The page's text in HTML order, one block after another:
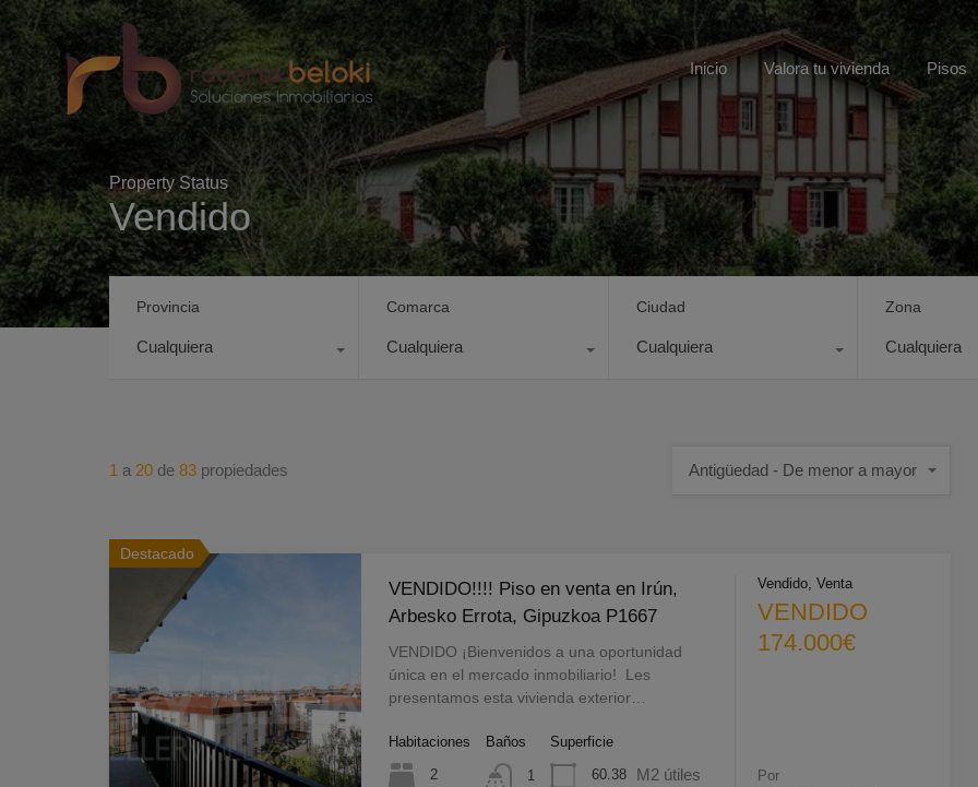
Inicio Valora tu vivienda Pisos
Property Status
Vendido
Provincia
Cualquiera
Comarca
Cualquiera
Ciudad
Cualquiera
Zona
Cualquiera
1 a 20 de 83 propiedades Antigüedad - De menor a mayor
Destacado
VENDIDO!!!! Piso en venta en Irún,
Arbesko Errota, Gipuzkoa P1667
VENDIDO ¡Bienvenidos a una oportunidad
única en el mercado inmobiliario! Les
presentamos esta vivienda exterior…
Habitaciones
2
Baños
1
Superficie
60.38 M2 útiles
Vendido, Venta
VENDIDO
174.000€
Por